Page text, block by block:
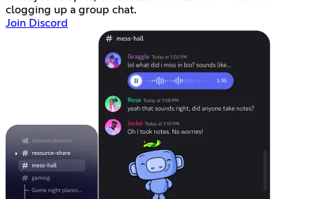
clogging up a group chat.
Join Discord